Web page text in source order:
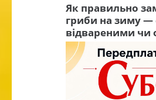
Як правильно
гриби на зиму
відвареними